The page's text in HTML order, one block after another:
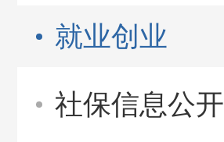
就业创业
社保信息公开